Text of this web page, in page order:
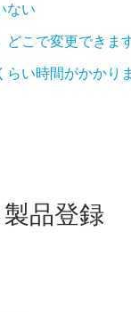
ない
こで変更できます
らい時間がかかり
品登録